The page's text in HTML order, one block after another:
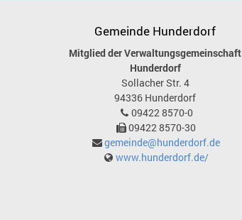
Gemeinde Hunderdorf
Mitglied der Verwaltungsgemeinschaft
Hunderdorf
Sollacher Str. 4
94336 Hunderdorf
09422 8570-0
09422 8570-30
gemeinde@hunderdorf.de
www.hunderdorf.de/